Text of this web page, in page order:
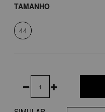
TAMANHO
44